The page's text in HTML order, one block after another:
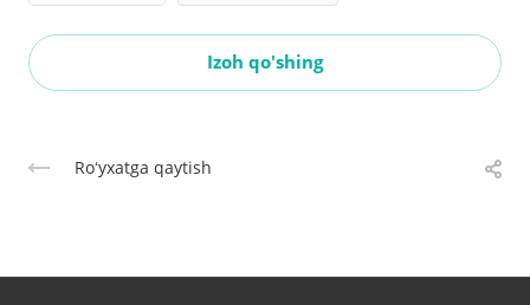
Izoh qo'shing
Roʻyxatga qaytish